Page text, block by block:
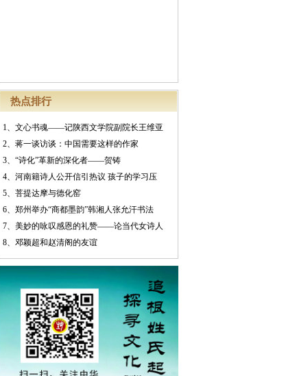
热点排行
1、 文心书魂——记陕西文学院副院长王维亚
2、 蒋一谈访谈：中国需要这样的作家
3、 “诗化”革新的深化者——贺铸
4、 河南籍诗人公开信引热议 孩子的学习压
5、 菩提达摩与德化窑
6、 郑州举办“商都墨韵”韩湘人张允汗书法
7、 美妙的咏叹感恩的礼赞——论当代女诗人
8、 邓颖超和赵清阁的友谊